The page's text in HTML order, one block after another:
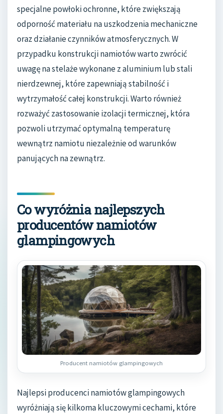
specjalne powłoki ochronne, które zwiększają
odporność materiału na uszkodzenia mechaniczne
oraz działanie czynników atmosferycznych. W
przypadku konstrukcji namiotów warto zwrócić
uwagę na stelaże wykonane z aluminium lub stali
nierdzewnej, które zapewniają stabilność i
wytrzymałość całej konstrukcji. Warto również
rozważyć zastosowanie izolacji termicznej, która
pozwoli utrzymać optymalną temperaturę
wewnątrz namiotu niezależnie od warunków
panujących na zewnątrz.
Co wyróżnia najlepszych
producentów namiotów
glampingowych
Producent namiotów glampingowych
Najlepsi producenci namiotów glampingowych
wyróżniają się kilkoma kluczowymi cechami, które